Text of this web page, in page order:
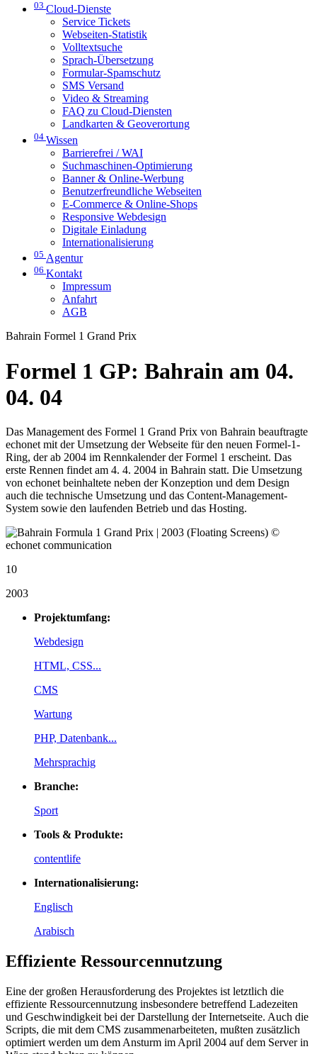
03 Cloud-Dienste
Service Tickets
Webseiten-Statistik
Volltextsuche
Sprach-Übersetzung
Formular-Spamschutz
SMS Versand
Video & Streaming
FAQ zu Cloud-Diensten
Landkarten & Geoverortung
04 Wissen
Barrierefrei / WAI
Suchmaschinen-Optimierung
Banner & Online-Werbung
Benutzerfreundliche Webseiten
E-Commerce & Online-Shops
Responsive Webdesign
Digitale Einladung
Internationalisierung
05 Agentur
06 Kontakt
Impressum
Anfahrt
AGB
Bahrain Formel 1 Grand Prix
Formel 1 GP: Bahrain am 04.
04. 04
Das Management des Formel 1 Grand Prix von Bahrain beauftragte
echonet mit der Umsetzung der Webseite für den neuen Formel-1-
Ring, der ab 2004 im Rennkalender der Formel 1 erscheint. Das
erste Rennen findet am 4. 4. 2004 in Bahrain statt. Die Umsetzung
von echonet beinhaltete neben der Konzeption und dem Design
auch die technische Umsetzung und das Content-Management-
System sowie den laufenden Betrieb und das Hosting.
10
2003
Projektumfang:
Webdesign
HTML, CSS...
CMS
Wartung
PHP, Datenbank...
Mehrsprachig
Branche:
Sport
Tools & Produkte:
contentlife
Internationalisierung:
Englisch
Arabisch
Effiziente Ressourcennutzung
Eine der großen Herausforderung des Projektes ist letztlich die
effiziente Ressourcennutzung insbesondere betreffend Ladezeiten
und Geschwindigkeit bei der Darstellung der Internetseite. Auch die
Scripts, die mit dem CMS zusammenarbeiteten, mußten zusätzlich
optimiert werden um dem Ansturm im April 2004 auf dem Server in